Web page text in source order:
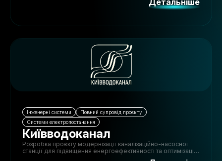
Інженерні системи
Повний супровід проєкту
Системи електропостачання
Київводоканал
Розробка проєкту модернізації каналізаційно-насосної
станції для підвищення енергоефективності та оптимізації